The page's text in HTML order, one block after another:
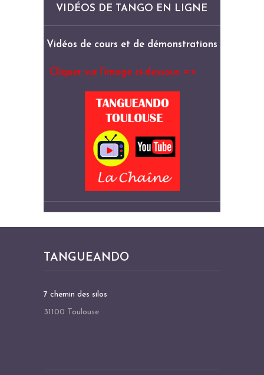
VIDÉOS DE TANGO EN LIGNE
Vidéos de cours et de démonstrations
Cliquer sur l’image ci-dessous =>
TANGUEANDO
7 chemin des silos
31100 Toulouse